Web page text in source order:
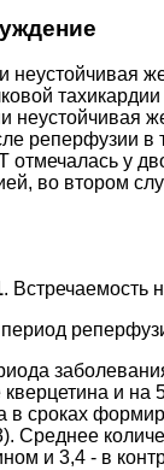
неустойчивая
реперфузии в
отмечалась у
во втором
. Встречаемость
кверцетина и
сроках
Среднее
и 3,4 - в